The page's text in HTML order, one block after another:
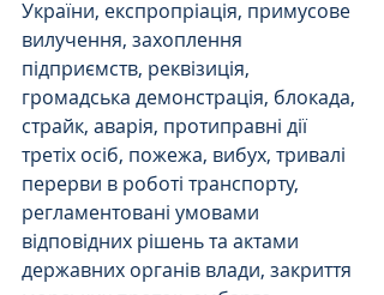
України, експропріація, примусове
вилучення, захоплення
підприємств, реквізиція,
громадська демонстрація, блокада,
страйк, аварія, протиправні дії
третіх осіб, пожежа, вибух, тривалі
перерви в роботі транспорту,
регламентовані умовами
відповідних рішень та актами
державних органів влади, закриття